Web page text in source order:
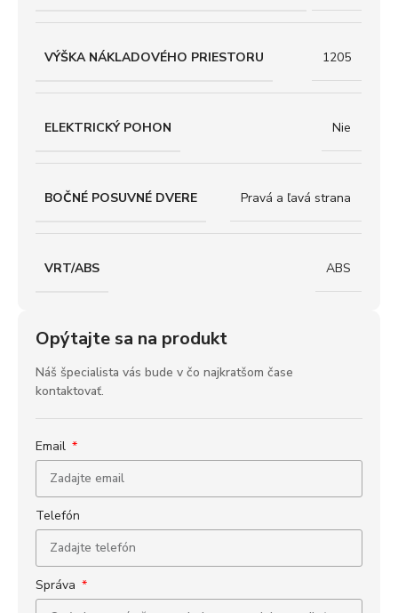
VÝŠKA NÁKLADOVÉHO PRIESTORU 1205
ELEKTRICKÝ POHON Nie
BOČNÉ POSUVNÉ DVERE Pravá a ľavá strana
VRT/ABS ABS
Opýtajte sa na produkt
Náš špecialista vás bude v čo najkratšom čase
kontaktovať.
Email
Telefón
Správa